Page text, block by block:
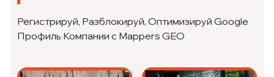
Регистрируй, Разблокируй, Оптимизируй Google
Профиль Компании с Mappers GEO